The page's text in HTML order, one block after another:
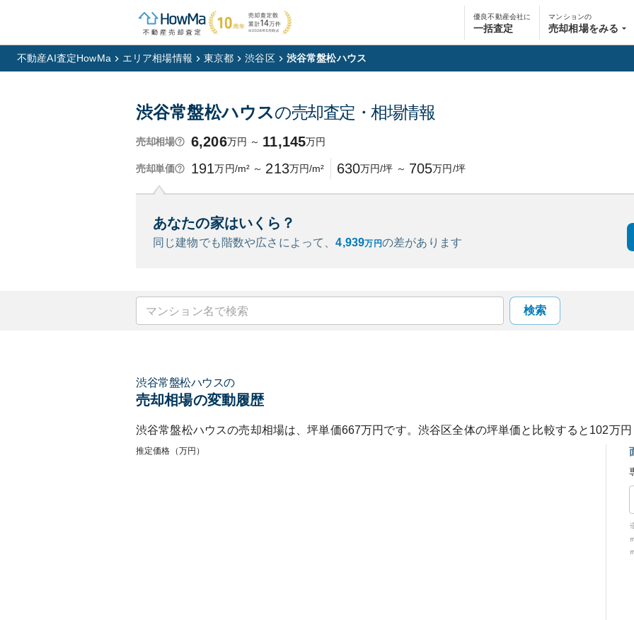
優良不動産会社に
一括査定
マンションの
売却相場をみる
不動産AI査定HowMa エリア相場情報 東京都 渋谷区 渋谷常盤松ハウス
渋谷常盤松ハウスの売却査定・相場情報
売却相場 6,206万円 ～ 11,145万円
売却単価 191万円/m² ～ 213万円/m² 630万円/坪 ～ 705万円/坪
あなたの家はいくら？
同じ建物でも階数や広さによって、4,939万円の差があります
検索
渋谷常盤松ハウスの
売却相場の変動履歴
渋谷常盤松ハウスの売却相場は、坪単価667万円です。 渋谷区全体の坪単価と比較すると 102万円
推定価格（万円）